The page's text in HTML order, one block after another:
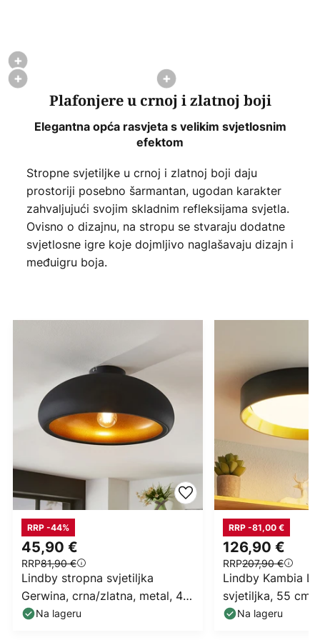
Plafonjere u crnoj i zlatnoj boji
Elegantna opća rasvjeta s velikim svjetlosnim
efektom
Stropne svjetiljke u crnoj i zlatnoj boji daju
prostoriji posebno šarmantan, ugodan karakter
zahvaljujući svojim skladnim refleksijama svjetla.
Ovisno o dizajnu, na stropu se stvaraju dodatne
svjetlosne igre koje dojmljivo naglašavaju dizajn i
međuigru boja.
45,90 €
RRP81,90 €
RRP -44%
Lindby stropna svjetiljka
Gerwina, crna/zlatna, metal, 40
cm, E27
Na lageru
126,90 €
RRP207,90 €
RRP -81,00 €
Lindby Kambia
svjetiljka, 55 cm
Na lageru